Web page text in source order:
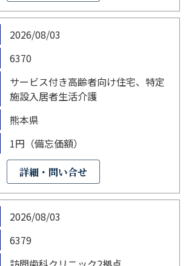
2026/08/03
6370
サービス付き高齢者向け住宅、特定
施設入居者生活介護
熊本県
1円（備忘価額）
詳細・問い合せ
2026/08/03
6379